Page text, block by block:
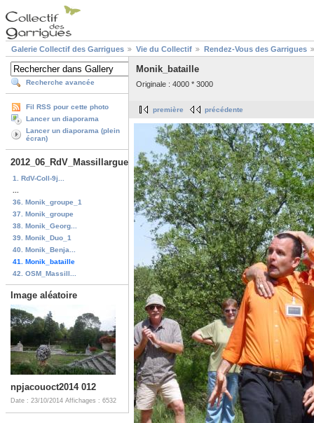
Galerie Collectif des Garrigues Vie du Collectif Rendez-Vous des Garrigues
Recherche avancée
Fil RSS pour cette photo
Lancer un diaporama
Lancer un diaporama (plein
écran)
2012_06_RdV_Massillargues
1. RdV-Coll-9j...
36. Monik_groupe_1
37. Monik_groupe
38. Monik_Georg...
39. Monik_Duo_1
40. Monik_Benja...
41. Monik_bataille
42. OSM_Massill...
Image aléatoire
npjacouoct2014 012
Date : 23/10/2014 Affichages : 6532
Monik_bataille
Originale : 4000 * 3000
première précédente